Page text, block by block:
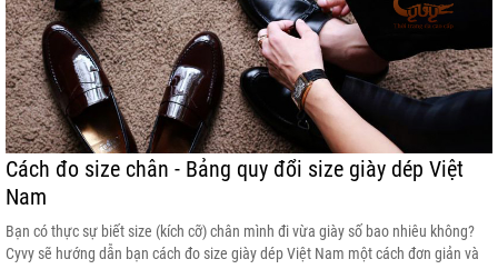
Cách đo size chân - Bảng quy đổi size giày dép Việt
Nam
Bạn có thực sự biết size (kích cỡ) chân mình đi vừa giày số bao nhiêu không?
Cyvy sẽ hướng dẫn bạn cách đo size giày dép Việt Nam một cách đơn giản và